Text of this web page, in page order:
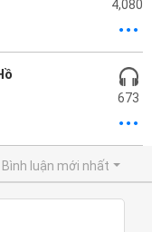
4,080
673
Bình luận mới nhất